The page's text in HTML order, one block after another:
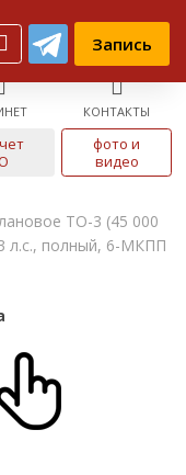
Запись
КОНТАКТЫ
фото и
видео
ТО-3 (45 000
л.с., полный, 6-МКПП